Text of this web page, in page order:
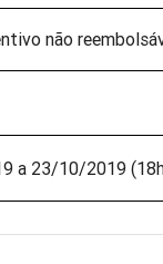
não
a 23/10/2019